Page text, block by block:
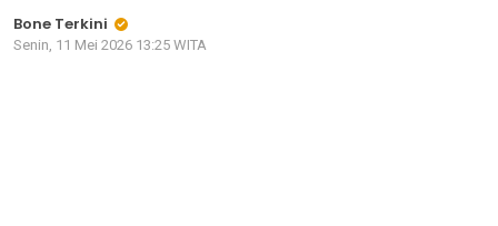
Bone Terkini
Senin, 11 Mei 2026 13:25 WITA